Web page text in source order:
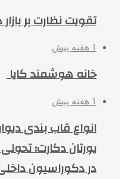
تقویت نظارت بر
1 هفته پیش
خانه هوشمند کایا
1 هفته پیش
انواع قاب بندی
یورتان دکارت؛
در دکوراسیون